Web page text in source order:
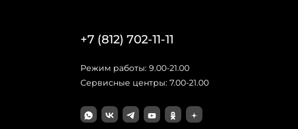
+7 (812) 702-11-11
Режим работы: 9.00-21.00
Сервисные центры: 7.00-21.00